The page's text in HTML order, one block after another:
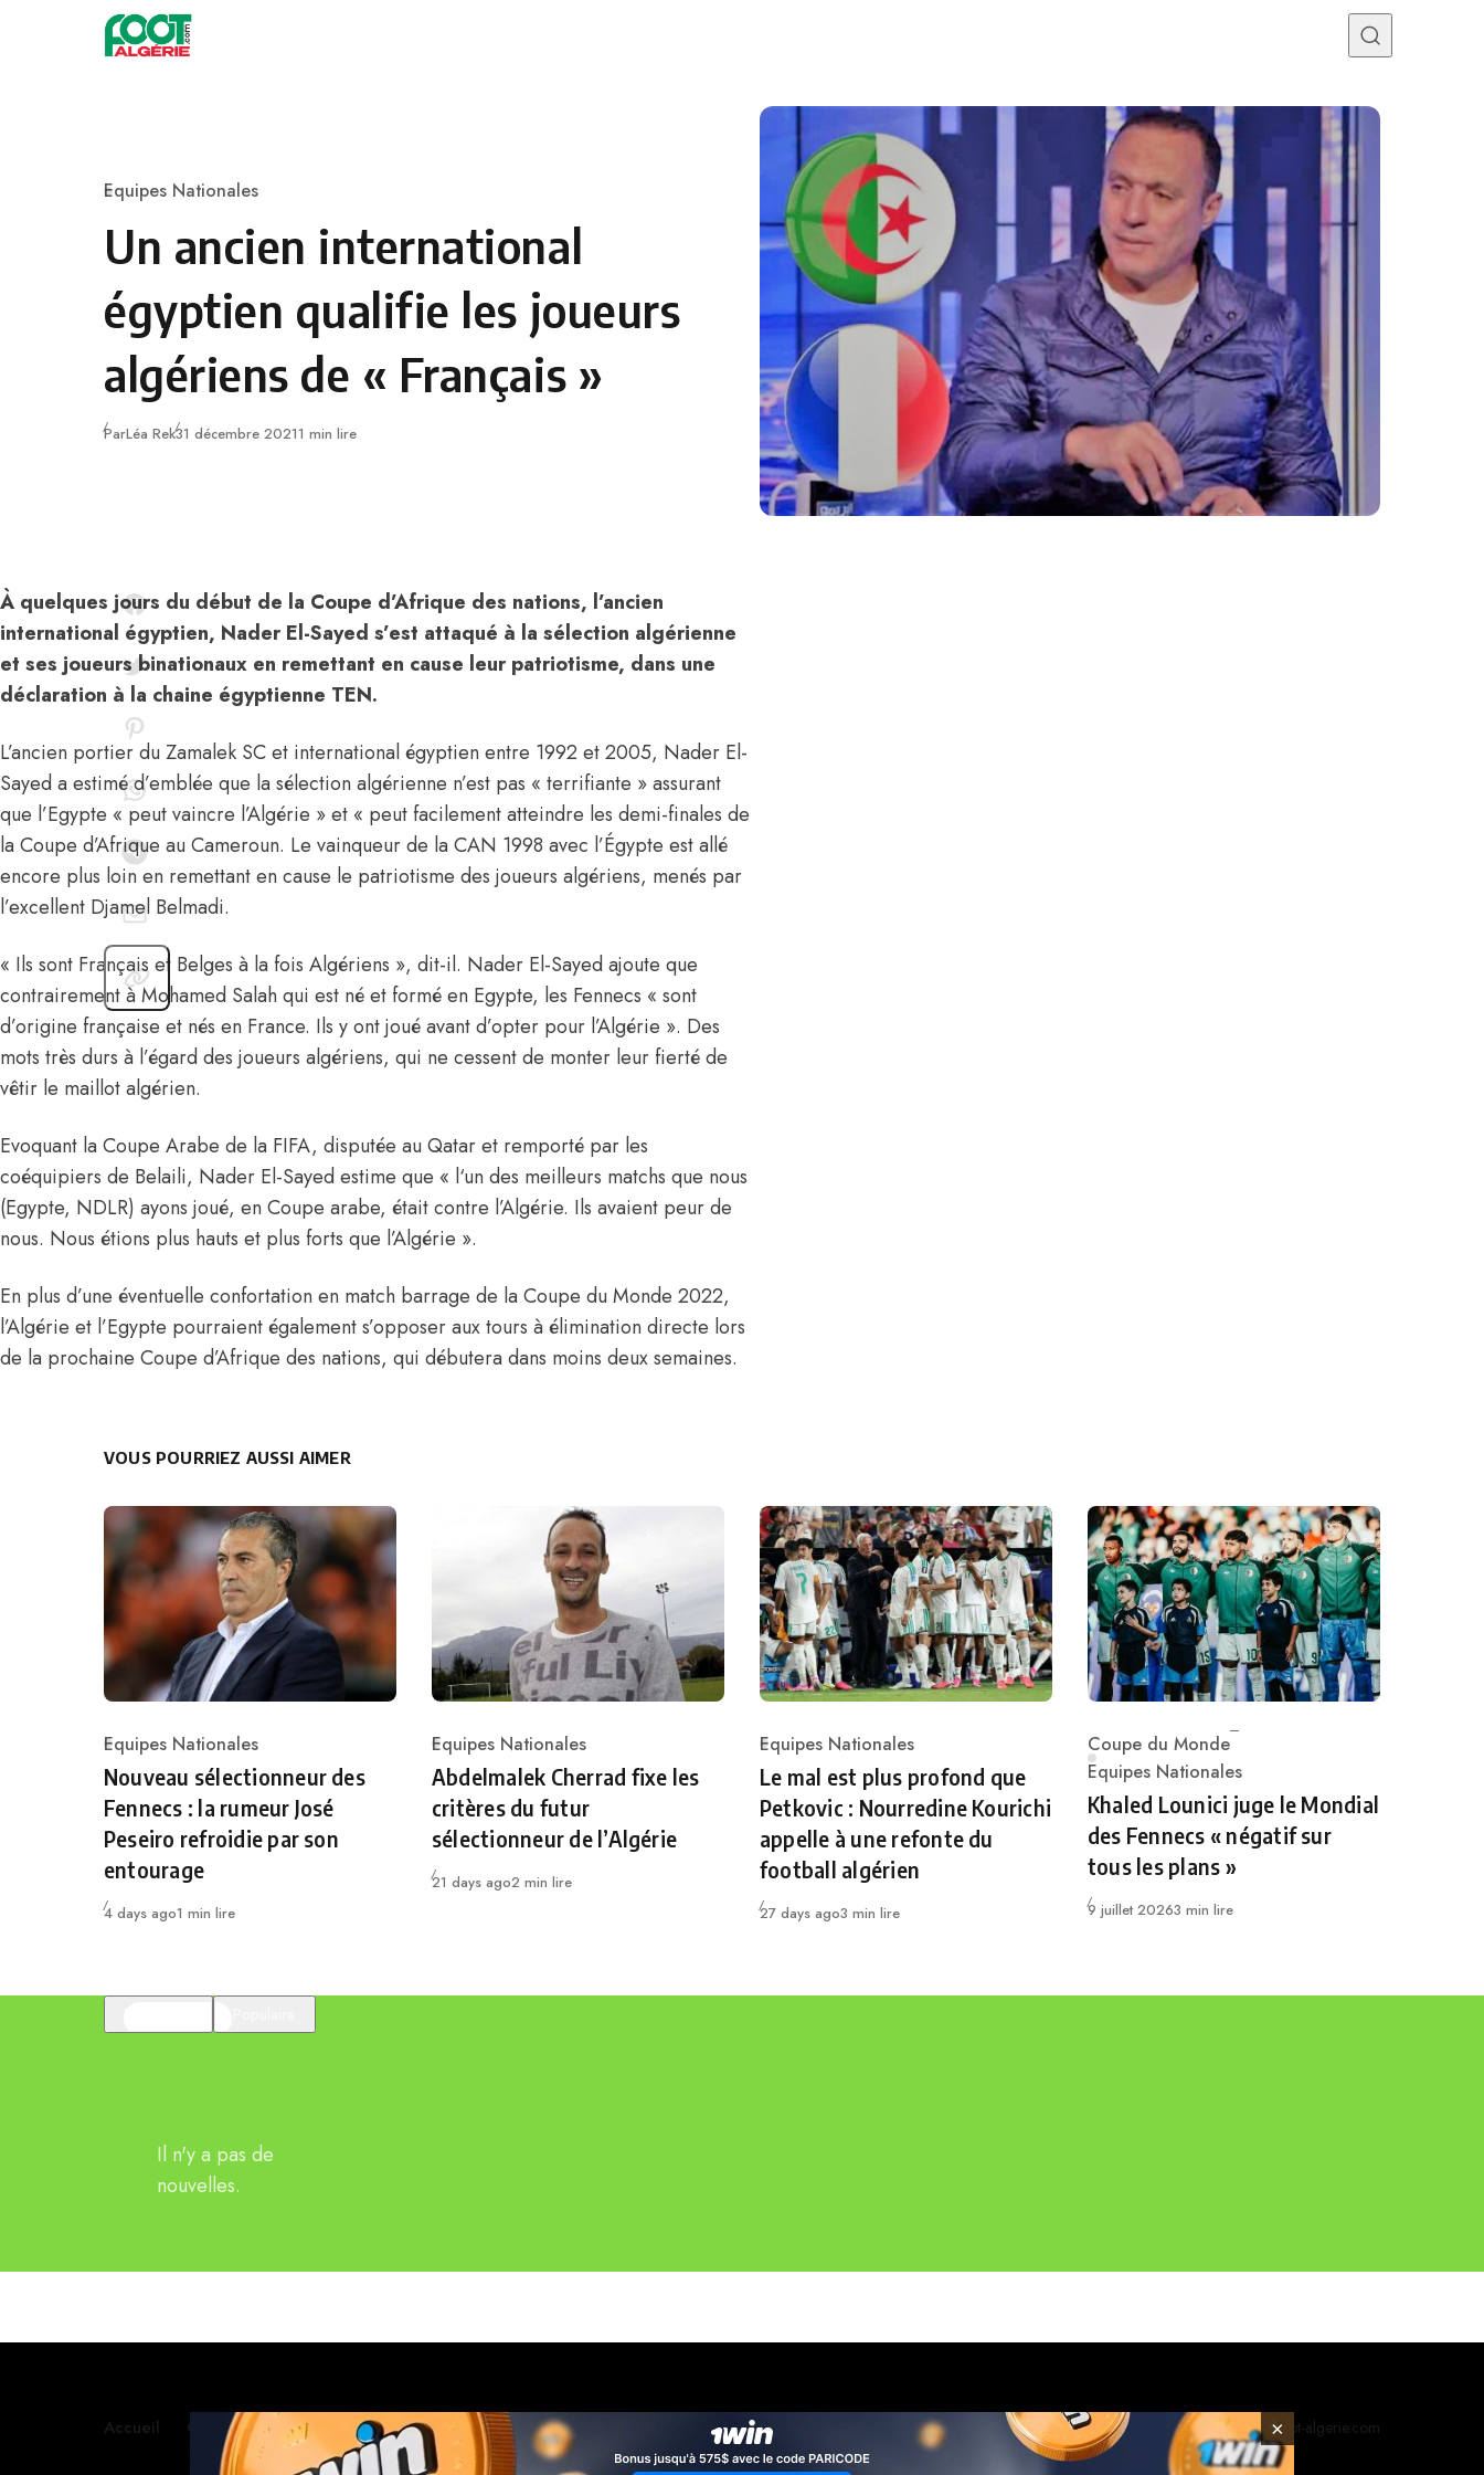
Skip to content
Category
Equipes Nationales
Un ancien international
égyptien qualifie les joueurs
algériens de « Français »
ParLéa RekPublié
31 décembre 20211 min lire
À quelques jours du début de la Coupe d’Afrique des nations, l’ancien
international égyptien, Nader El-Sayed s’est attaqué à la sélection algérienne
et ses joueurs binationaux en remettant en cause leur patriotisme, dans une
déclaration à la chaine égyptienne TEN.
L’ancien portier du Zamalek SC et international égyptien entre 1992 et 2005, Nader El-
Sayed a estimé d’emblée que la sélection algérienne n’est pas « terrifiante » assurant
que l’Egypte « peut vaincre l’Algérie » et « peut facilement atteindre les demi-finales de
la Coupe d’Afrique au Cameroun. Le vainqueur de la CAN 1998 avec l’Égypte est allé
encore plus loin en remettant en cause le patriotisme des joueurs algériens, menés par
l’excellent Djamel Belmadi.
« Ils sont Français et Belges à la fois Algériens », dit-il. Nader El-Sayed ajoute que
contrairement à Mohamed Salah qui est né et formé en Egypte, les Fennecs « sont
d’origine française et nés en France. Ils y ont joué avant d’opter pour l’Algérie ». Des
mots très durs à l’égard des joueurs algériens, qui ne cessent de monter leur fierté de
vêtir le maillot algérien.
Evoquant la Coupe Arabe de la FIFA, disputée au Qatar et remporté par les
coéquipiers de Belaili, Nader El-Sayed estime que « l‘un des meilleurs matchs que nous
(Egypte, NDLR) ayons joué, en Coupe arabe, était contre l’Algérie. Ils avaient peur de
nous. Nous étions plus hauts et plus forts que l’Algérie ».
En plus d’une éventuelle confortation en match barrage de la Coupe du Monde 2022,
l’Algérie et l’Egypte pourraient également s’opposer aux tours à élimination directe lors
de la prochaine Coupe d’Afrique des nations, qui débutera dans moins deux semaines.
VOUS POURRIEZ AUSSI AIMER
Category
Equipes Nationales
Nouveau sélectionneur des
Fennecs : la rumeur José
Peseiro refroidie par son
entourage
Publié
4 days ago1 min lire
Category
Equipes Nationales
Abdelmalek Cherrad fixe les
critères du futur
sélectionneur de l’Algérie
Publié
21 days ago2 min lire
Category
Equipes Nationales
Le mal est plus profond que
Petkovic : Nourredine Kourichi
appelle à une refonte du
football algérien
Publié
27 days ago3 min lire
Category
Coupe du Monde
Equipes Nationales
Khaled Lounici juge le Mondial
des Fennecs « négatif sur
tous les plans »
Publié
9 juillet 20263 min lire
Il n'y a pas de
nouvelles.
Accueil Contactez-nous © 2026 foot-algerie.com
×